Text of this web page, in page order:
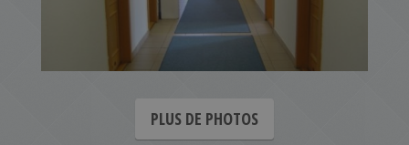
PLUS DE PHOTOS